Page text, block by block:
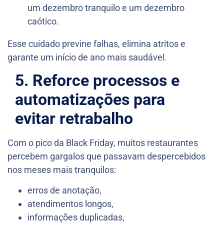
um dezembro tranquilo e um dezembro
caótico.
Esse cuidado previne falhas, elimina atritos e
garante um início de ano mais saudável.
5. Reforce processos e
automatizações para
evitar retrabalho
Com o pico da Black Friday, muitos restaurantes
percebem gargalos que passavam despercebidos
nos meses mais tranquilos:
erros de anotação,
atendimentos longos,
informações duplicadas,